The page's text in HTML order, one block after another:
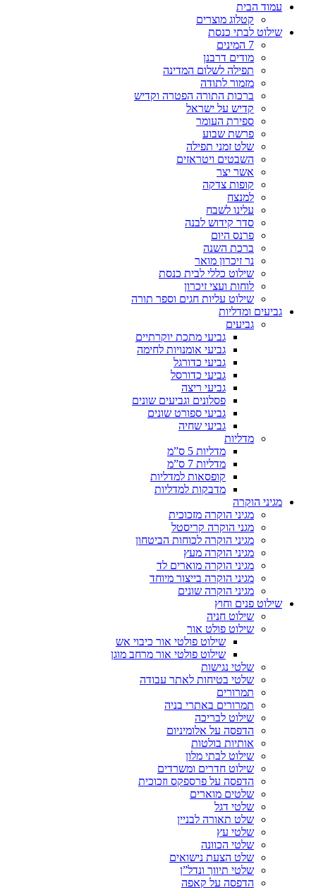
עמוד הבית
קטלוג מוצרים
שילוט לבתי כנסת
7 המינים
מודים דרבנן
תפילה לשלום המדינה
מזמור לתודה
ברכות התורה הפטרה וקדיש
קדיש על ישראל
ספירת העומר
פרשת שבוע
שלט זמני תפילה
השבטים ויטראזים
אשר יצר
קופות צדקה
למנצח
עלינו לשבח
סדר קידוש לבנה
פרנס היום
ברכת השנה
נר זיכרון מואר
שילוט כללי לבית כנסת
לוחות ועצי זיכרון
שילוט עליות חגים וספר תורה
גביעים ומדליות
גביעים
גביעי מתכת יוקרתיים
גביעי אומנויות לחימה
גביעי כדורגל
גביעי כדורסל
גביעי ריצה
פסלונים וגביעים שונים
גביעי ספורט שונים
גביעי שחיה
מדליות
מדליות 5 ס”מ
מדליות 7 ס”מ
קופסאות למדליות
מדבקות למדליות
מגיני הוקרה
מגיני הוקרה מזכוכית
מגני הוקרה קריסטל
מגיני הוקרה לכוחות הביטחון
מגיני הוקרה מעץ
מגיני הוקרה מוארים לד
מגיני הוקרה בייצור מיוחד
מגיני הוקרה שונים
שילוט פנים וחוץ
שילוט חניה
שילוט פולט אור
שילוט פולטי אור כיבוי אש
שילוט פולטי אור מרחב מוגן
שלטי נגישות
שלטי בטיחות לאתר עבודה
תמרורים
תמרורים באתרי בניה
שילוט לבריכה
הדפסה על אלומיניום
אותיות בולטות
שילוט לבתי מלון
שילוט חדרים ומשרדים
הדפסה על פרספקס וזכוכית
שלטים מוארים
שלטי דגל
שלט תאורה לבניין
שלטי עץ
שלטי הכוונה
שלט הצעת נישואים
שלטי תיווך ונדל”ן
הדפסה על קאפה